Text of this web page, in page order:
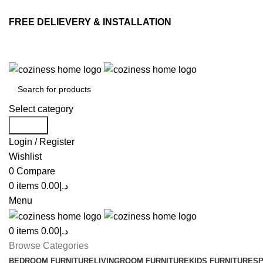
FREE DELIEVERY & INSTALLATION
Select category
Login / Register
Wishlist
0 Compare
0 items د.إ 0.00
Menu
0 items د.إ 0.00
Browse Categories
BEDROOM FURNITURELIVINGROOM FURNITUREKIDS FURNITURE